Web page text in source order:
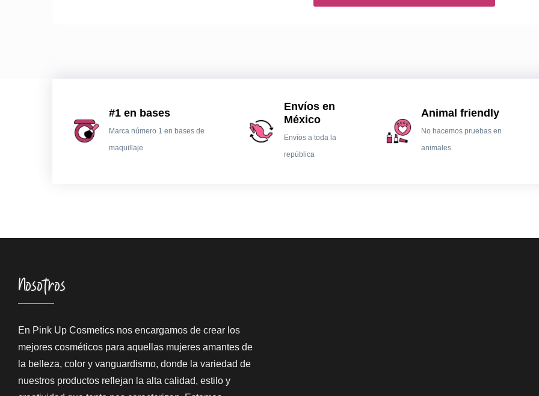
#1 en bases
Marca número 1 en bases de
maquillaje
Envíos en
México
Envíos a toda la
república
Animal friendly
No hacemos pruebas en
animales
Nosotros
En Pink Up Cosmetics nos encargamos de crear los
mejores cosméticos para aquellas mujeres amantes de
la belleza, color y vanguardismo, donde la variedad de
nuestros productos reflejan la alta calidad, estilo y